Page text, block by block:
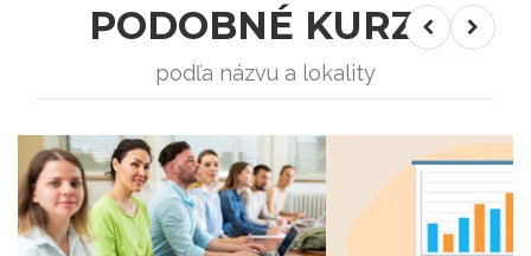
PODOBNÉ KURZY
podľa názvu a lokality